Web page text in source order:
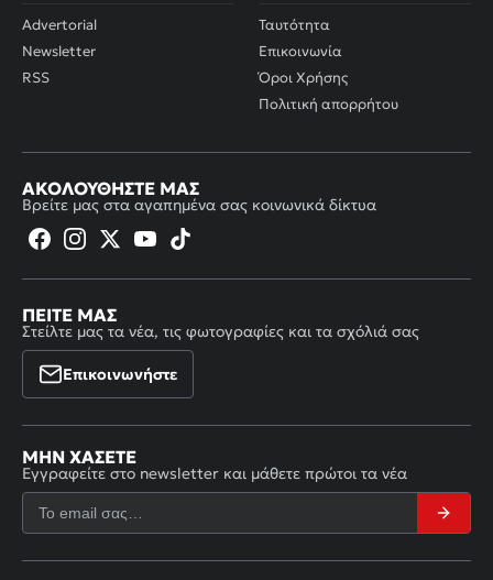
Advertorial
Newsletter
RSS
Ταυτότητα
Επικοινωνία
Όροι Χρήσης
Πολιτική απορρήτου
ΑΚΟΛΟΥΘΉΣΤΕ ΜΑΣ
Βρείτε μας στα αγαπημένα σας κοινωνικά δίκτυα
ΠΕΊΤΕ ΜΑΣ
Στείλτε μας τα νέα, τις φωτογραφίες και τα σχόλιά σας
Επικοινωνήστε
ΜΗΝ ΧΆΣΕΤΕ
Εγγραφείτε στο newsletter και μάθετε πρώτοι τα νέα